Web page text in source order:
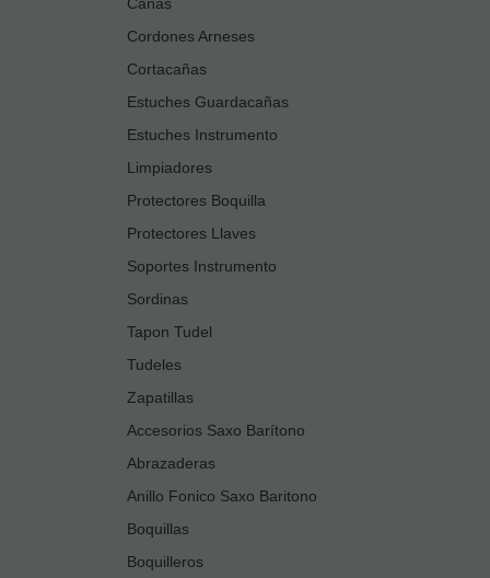
Cordones Arneses
Cortacañas
Estuches Guardacañas
Estuches Instrumento
Limpiadores
Protectores Boquilla
Protectores Llaves
Soportes Instrumento
Sordinas
Tapon Tudel
Tudeles
Zapatillas
Accesorios Saxo Barítono
Abrazaderas
Anillo Fonico Saxo Baritono
Boquillas
Boquilleros